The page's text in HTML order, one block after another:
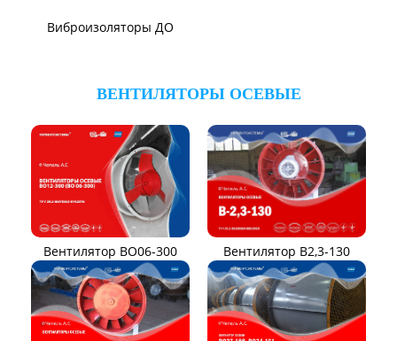
Вентилятор ВЦП Вентилятор ВРПВ
Вентилятор ВЦП 6-45 Вентилятор ВЦП 7-40
Вентилятор ВПЗ Вентилятор В-ЦП8
Вентилятор В-Ц6-30 Виброизоляторы ВРВ
Виброизоляторы ДО
ВЕНТИЛЯТОРЫ ОСЕВЫЕ